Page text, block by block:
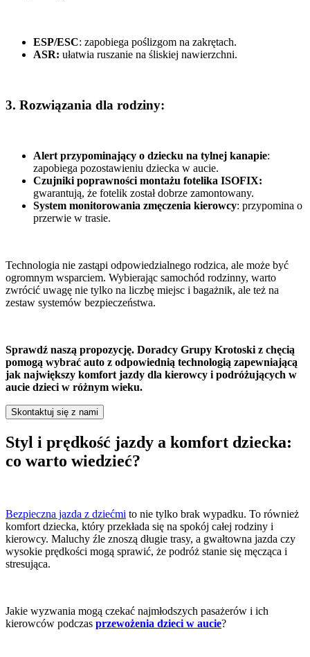
ESP/ESC: zapobiega poślizgom na zakrętach.
ASR: ułatwia ruszanie na śliskiej nawierzchni.
3. Rozwiązania dla rodziny:
Alert przypominający o dziecku na tylnej kanapie:
zapobiega pozostawieniu dziecka w aucie.
Czujniki poprawności montażu fotelika ISOFIX:
gwarantują, że fotelik został dobrze zamontowany.
System monitorowania zmęczenia kierowcy: przypomina o
przerwie w trasie.
Technologia nie zastąpi odpowiedzialnego rodzica, ale może być
ogromnym wsparciem. Wybierając samochód rodzinny, warto
zwrócić uwagę nie tylko na liczbę miejsc i bagażnik, ale też na
zestaw systemów bezpieczeństwa.
Sprawdź naszą propozycję. Doradcy Grupy Krotoski z chęcią
pomogą wybrać auto z odpowiednią technologią zapewniającą
jak największy komfort jazdy dla kierowcy i podróżujących w
aucie dzieci w różnym wieku.
Skontaktuj się z nami
Styl i prędkość jazdy a komfort dziecka:
co warto wiedzieć?
Bezpieczna jazda z dziećmi to nie tylko brak wypadku. To również
komfort dziecka, który przekłada się na spokój całej rodziny i
kierowcy. Maluchy źle znoszą długie trasy, a gwałtowna jazda czy
wysokie prędkości mogą sprawić, że podróż stanie się męcząca i
stresująca.
Jakie wyzwania mogą czekać najmłodszych pasażerów i ich
kierowców podczas przewożenia dzieci w aucie?